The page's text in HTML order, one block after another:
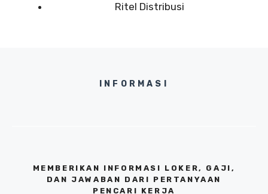
Ritel Distribusi
INFORMASI
MEMBERIKAN INFORMASI LOKER, GAJI,
DAN JAWABAN DARI PERTANYAAN
PENCARI KERJA